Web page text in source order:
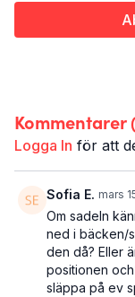
för lite extra
kan se fram emot
brygga med stöd.
Höfterna (och
27 minuter
Du behöver:
Happier Hips 6 är
starkare, rörligare
Kommentarer
Logga In för att
Sofia E. mars
Om sadeln
ned i bäcken/
den då? Eller
positionen
släppa på ev